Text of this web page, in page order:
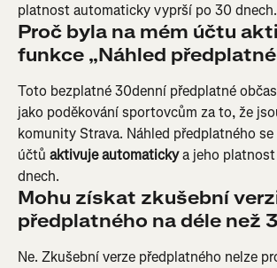
platnost automaticky vyprší po 30 dnech.
Proč byla na mém účtu
funkce „Náhled
Toto bezplatné 30denní předplatné
jako poděkování sportovcům za to, že
komunity Strava. Náhled předplatného
účtů aktivuje automaticky a jeho
dnech.
Mohu získat zkušební
předplatného na déle než
Ne. Zkušební verze předplatného nelze